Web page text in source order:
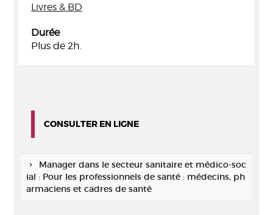
Livres & BD
Durée
Plus de 2h.
CONSULTER EN LIGNE
Manager dans le secteur sanitaire et médico-soc
ial : Pour les professionnels de santé : médecins, ph
armaciens et cadres de santé